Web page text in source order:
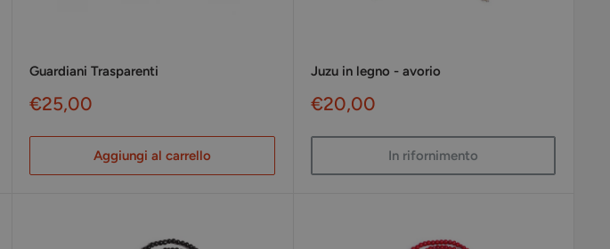
Guardiani Trasparenti
Prezzo
€25,00
Aggiungi al carrello
Juzu in legno - avorio
Prezzo
€20,00
In rifornimento